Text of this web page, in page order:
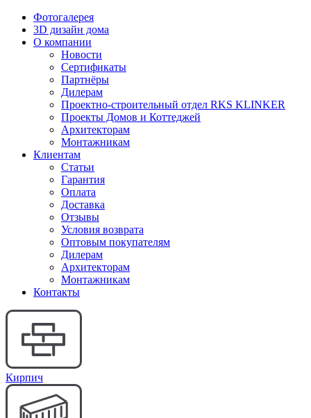
Фотогалерея
3D дизайн дома
О компании
Новости
Сертификаты
Партнёры
Дилерам
Проектно-строительный отдел RKS KLINKER
Проекты Домов и Коттеджей
Архитекторам
Монтажникам
Клиентам
Статьи
Гарантия
Оплата
Доставка
Отзывы
Условия возврата
Оптовым покупателям
Дилерам
Архитекторам
Монтажникам
Контакты
Кирпич